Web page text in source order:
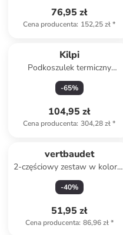
76,95 zł
Cena producenta: 152,25 zł*
Kilpi
Podkoszulek termiczny
"Willie" w kolorze
jasnoróżowym
-65%
104,95 zł
Cena producenta: 304,28 zł*
vertbaudet
2-częściowy zestaw w kolorze
czarnym
-40%
51,95 zł
Cena producenta: 86,96 zł*